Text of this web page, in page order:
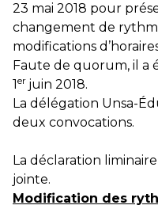
23 mai 2018 pour
changement de
modifications
Faute de quorum, il a
1er juin 2018.
La délégation Unsa-
deux convocations.
La déclaration liminaire
jointe.
Modification des